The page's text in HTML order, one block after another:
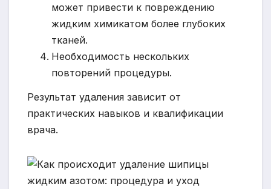
может привести к повреждению
жидким химикатом более глубоких
тканей.
Необходимость нескольких
повторений процедуры.
Результат удаления зависит от
практических навыков и квалификации
врача.